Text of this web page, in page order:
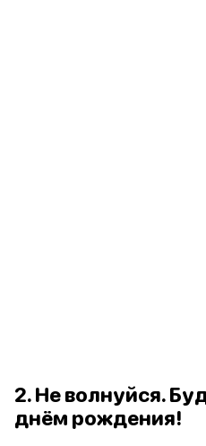
2. Не волнуйся.
днём рождения!